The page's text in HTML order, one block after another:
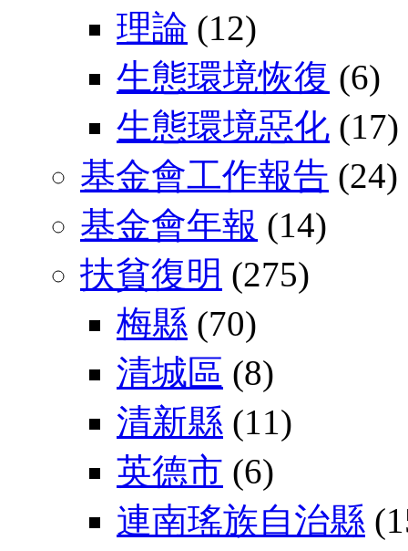
理論 (12)
生態環境恢復 (6)
生態環境惡化 (17)
基金會工作報告 (24)
基金會年報 (14)
扶貧復明 (275)
梅縣 (70)
清城區 (8)
清新縣 (11)
英德市 (6)
連南瑤族自治縣